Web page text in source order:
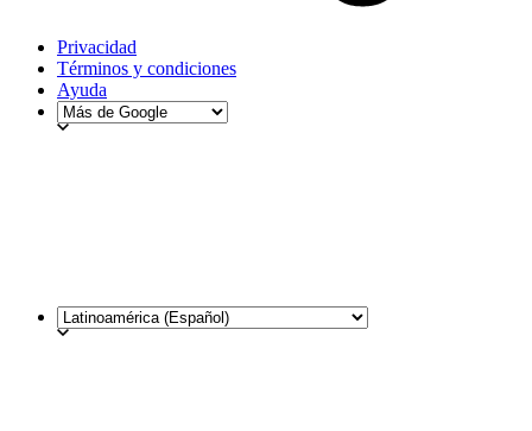
Privacidad
Términos y condiciones
Ayuda